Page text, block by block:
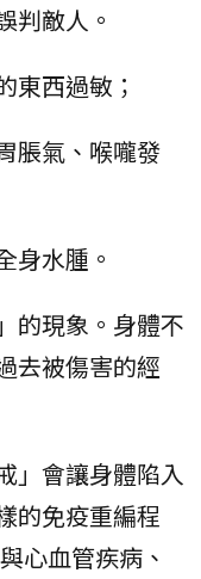
判敵人。
東西過敏；
脹氣、喉嚨發
身水腫。
的現象。身體不
去被傷害的經
」會讓身體陷入
的免疫重編程
心血管疾病、